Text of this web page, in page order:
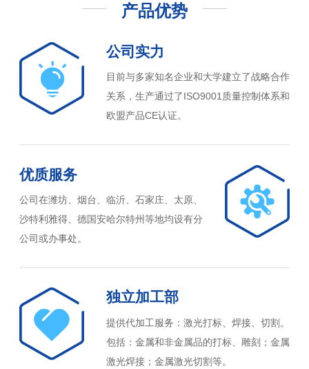
产品优势
公司实力
目前与多家知名企业和大学建立了战略合作
关系，生产通过了ISO9001质量控制体系和
欧盟产品CE认证。
优质服务
公司在潍坊、烟台、临沂、石家庄、太原、
沙特利雅得、德国安哈尔特州等地均设有分
公司或办事处。
独立加工部
提供代加工服务：激光打标、焊接、切割。
包括：金属和非金属品的打标、雕刻；金属
激光焊接；金属激光切割等。